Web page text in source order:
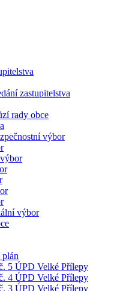
zastupitelstva
rady obce
výbor
výbor
plán
5 ÚPD Velké Přílepy
4 ÚPD Velké Přílepy
3 ÚPD Velké Přílepy